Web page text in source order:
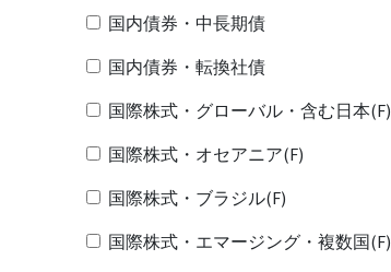
国内債券・中長期債
国内債券・転換社債
国際株式・グローバル・含む日本(F)
国際株式・オセアニア(F)
国際株式・ブラジル(F)
国際株式・エマージング・複数国(F)